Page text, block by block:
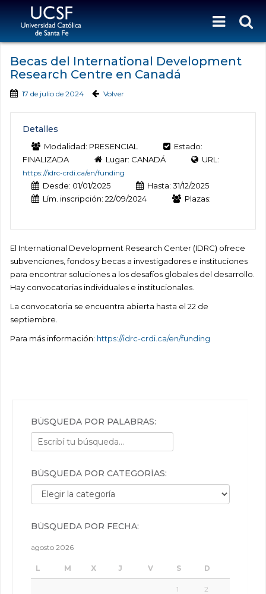
Becas del International Development
Research Centre en Canadá
17 de julio de 2024 Volver
Detalles
Modalidad: PRESENCIAL
Estado:
FINALIZADA
Lugar: CANADÁ URL:
https://idrc-crdi.ca/en/funding
Desde: 01/01/2025
Hasta: 31/12/2025
Lím. inscripción: 22/09/2024
Plazas:
El International Development Research Center (IDRC) ofrece
subvenciones, fondos y becas a investigadores e instituciones
para encontrar soluciones a los desafíos globales del desarrollo.
Hay convocatorias individuales e institucionales.
La convocatoria se encuentra abierta hasta el 22 de
septiembre.
Para más información: https://idrc-crdi.ca/en/funding
BÚSQUEDA POR PALABRAS:
BÚSQUEDA POR CATEGORÍAS:
Búsqueda por categorías:
BÚSQUEDA POR FECHA:
agosto 2026
L M X J V S D
1 2